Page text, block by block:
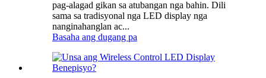
pag-alagad gikan sa atubangan nga bahin. Dili
sama sa tradisyonal nga LED display nga
nanginahanglan ac...
Basaha ang dugang pa